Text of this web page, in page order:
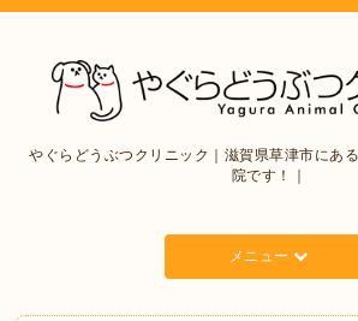
やぐらどうぶつクリニック｜滋賀県草津市にあ
院です！｜
メニュー